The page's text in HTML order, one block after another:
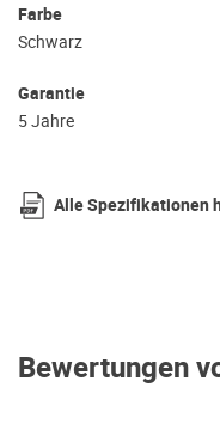
Farbe
Schwarz
Garantie
5 Jahre
Alle Spezifikationen
Bewertungen